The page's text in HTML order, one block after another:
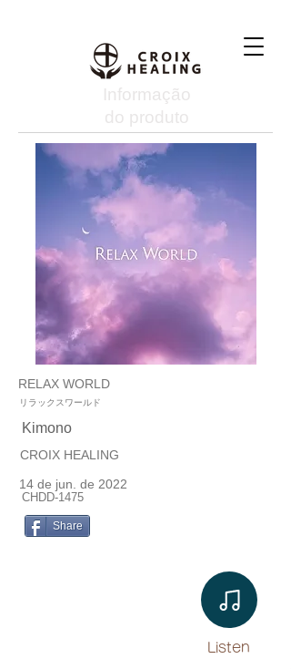
Informação
do produto
RELAX WORLD
リラックスワールド
Kimono
CROIX HEALING
14 de jun. de 2022
CHDD-1475
Share
Listen​